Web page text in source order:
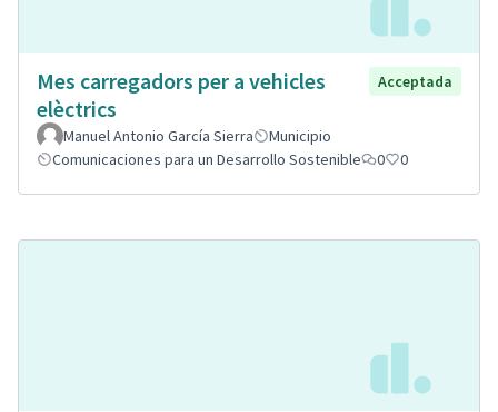
Mes carregadors per a vehicles
elèctrics
Acceptada
Manuel Antonio García Sierra
Municipio
Comunicaciones para un Desarrollo Sostenible
0 0